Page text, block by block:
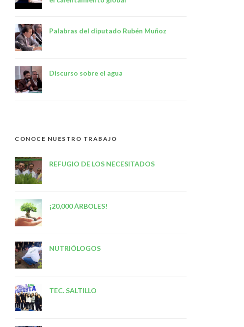
Palabras del diputado Rubén Muñoz
Discurso sobre el agua
CONOCE NUESTRO TRABAJO
REFUGIO DE LOS NECESITADOS
¡20,000 ÁRBOLES!
NUTRIÓLOGOS
TEC. SALTILLO